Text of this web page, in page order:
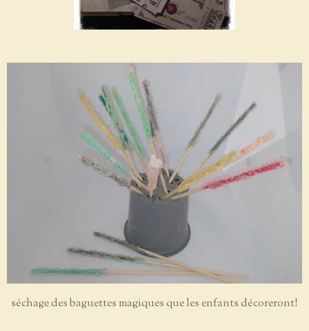
séchage des baguettes magiques que les enfants décoreront!